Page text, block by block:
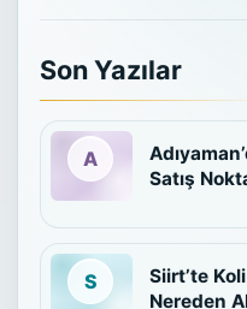
Son Yazılar
Satış
Siirt’te
Nereden